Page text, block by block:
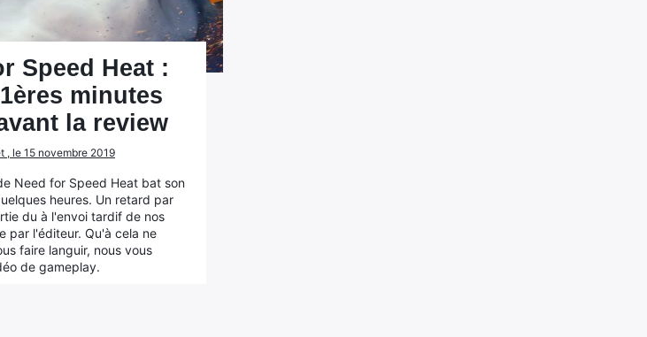
Speed Heat :
minutes
la review
, le 15 novembre 2019
Need for Speed Heat bat son
heures. Un retard par
du à l'envoi tardif de nos
par l'éditeur. Qu'à cela ne
faire languir, nous vous
de gameplay.